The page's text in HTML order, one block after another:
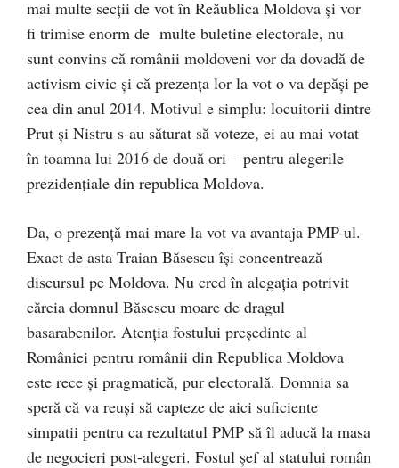
mai multe secții de vot în Reăublica Moldova și vor
fi trimise enorm de multe buletine electorale, nu
sunt convins că românii moldoveni vor da dovadă de
activism civic și că prezența lor la vot o va depăși pe
cea din anul 2014. Motivul e simplu: locuitorii dintre
Prut și Nistru s-au săturat să voteze, ei au mai votat
în toamna lui 2016 de două ori – pentru alegerile
prezidențiale din republica Moldova.
Da, o prezență mai mare la vot va avantaja PMP-ul.
Exact de asta Traian Băsescu își concentrează
discursul pe Moldova. Nu cred în alegația potrivit
căreia domnul Băsescu moare de dragul
basarabenilor. Atenția fostului președinte al
României pentru românii din Republica Moldova
este rece și pragmatică, pur electorală. Domnia sa
speră că va reuși să capteze de aici suficiente
simpatii pentru ca rezultatul PMP să îl aducă la masa
de negocieri post-alegeri. Fostul șef al statului român